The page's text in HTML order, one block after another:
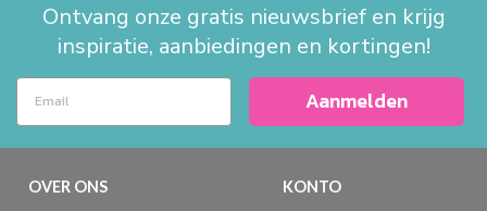
Ontvang onze gratis nieuwsbrief en krijg
inspiratie, aanbiedingen en kortingen!
Aanmelden
OVER ONS KONTO